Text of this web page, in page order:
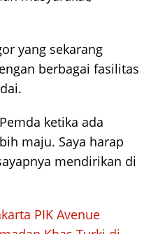
yang sekarang
berbagai fasilitas
ketika ada
maju. Saya harap
mendirikan di
PIK Avenue